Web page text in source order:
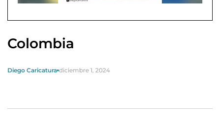
Colombia
Diego Caricatura diciembre 1, 2024